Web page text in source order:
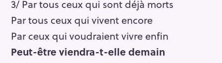
3/ Par tous ceux qui sont déjà morts
Par tous ceux qui vivent encore
Par ceux qui voudraient vivre enfin
Peut-être viendra-t-elle demain